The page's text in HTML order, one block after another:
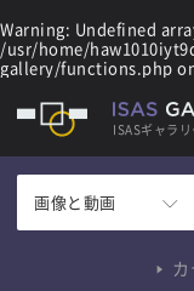
Warning: Undefined
/usr/home/
gallery/functions.php
ISASギャラリ
画像と動画